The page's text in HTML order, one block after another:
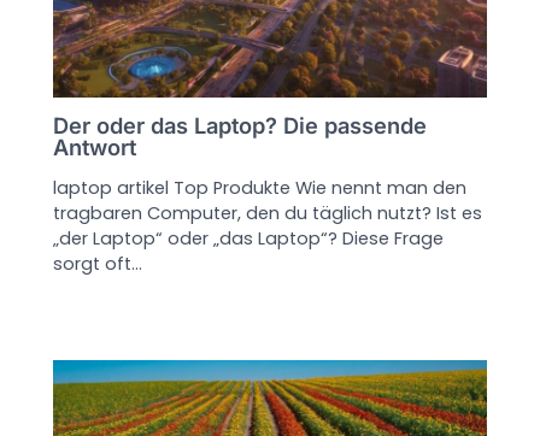
Der oder das Laptop? Die passende
Antwort
laptop artikel Top Produkte Wie nennt man den
tragbaren Computer, den du täglich nutzt? Ist es
„der Laptop“ oder „das Laptop“? Diese Frage
sorgt oft…